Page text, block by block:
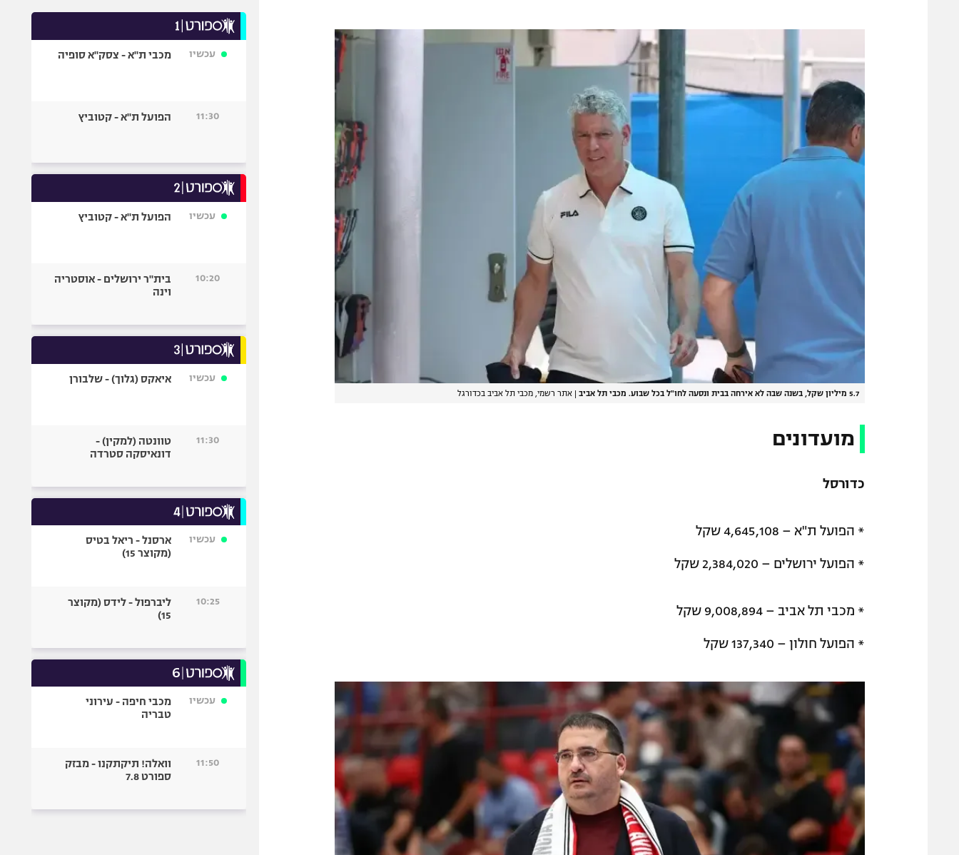
5.7 מיליון שקל, בשנה שבה לא אירחה בבית ונסעה לחו"ל בכל שבוע. מכבי תל אביב | אתר רשמי, מכבי תל אביב בכדורגל
מועדונים
כדורסל
* הפועל ת"א – 4,645,108 שקל
* הפועל ירושלים – 2,384,020 שקל
* מכבי תל אביב – 9,008,894 שקל
* הפועל חולון – 137,340 שקל
עכשיו מכבי ת"א - צסק"א סופיה
11:30 הפועל ת"א - קטוביץ
עכשיו הפועל ת"א - קטוביץ
10:20
בית"ר ירושלים - אוסטריה
וינה
עכשיו איאקס (גלוך) - שלבורן
11:30
טוונטה (למקין) -
דונאיסקה סטרדה
עכשיו
ארסנל - ריאל בטיס
(מקוצר 15)
10:25
ליברפול - לידס (מקוצר
15)
עכשיו
מכבי חיפה - עירוני
טבריה
11:50
וואלה! תיקתקנו - מבזק
ספורט 7.8